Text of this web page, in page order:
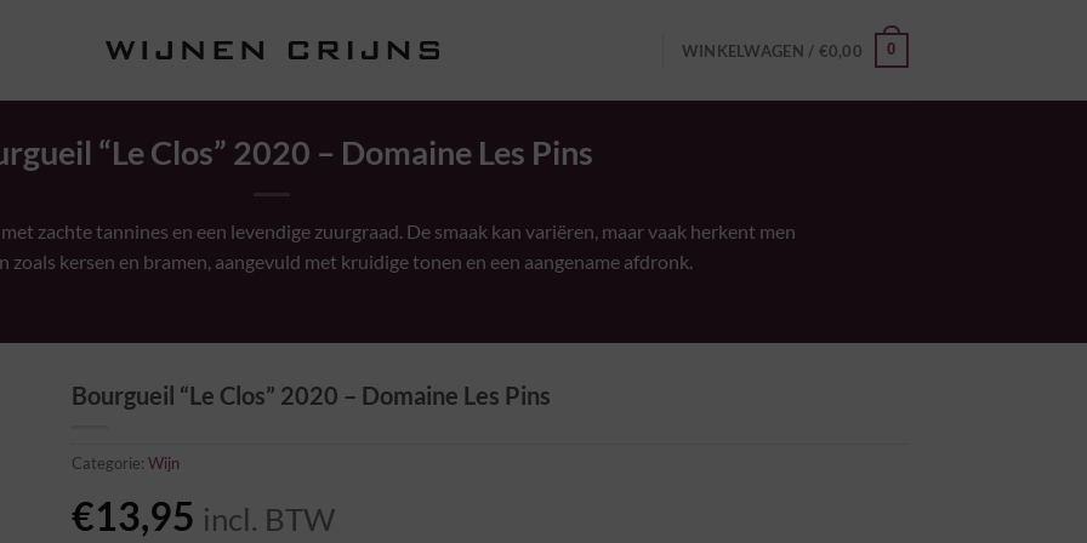
WINKELWAGEN / €0,00 0
“Le Clos” 2020 – Domaine Les Pins
zachte tannines en een levendige zuurgraad. De smaak kan variëren, maar vaak herkent men
zoals kersen en bramen, aangevuld met kruidige tonen en een aangename afdronk.
Bourgueil “Le Clos” 2020 – Domaine Les Pins
Categorie: Wijn
€13,95 incl. BTW